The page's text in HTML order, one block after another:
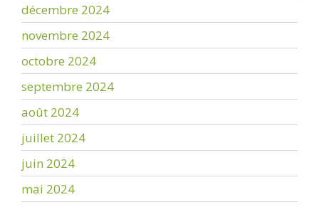
décembre 2024
novembre 2024
octobre 2024
septembre 2024
août 2024
juillet 2024
juin 2024
mai 2024